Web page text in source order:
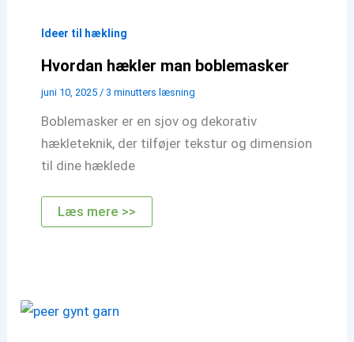
Ideer til hækling
Hvordan hækler man boblemasker
juni 10, 2025 / 3 minutters læsning
Boblemasker er en sjov og dekorativ
hækleteknik, der tilføjer tekstur og dimension
til dine hæklede
Hvordan
hækler
Læs mere >>